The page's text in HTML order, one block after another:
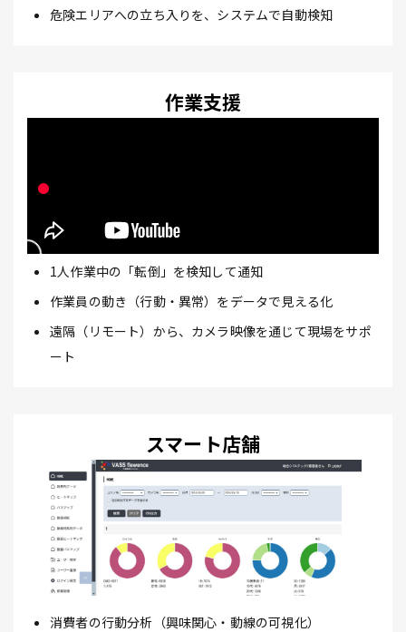
危険エリアへの立ち入りを、システムで自動検知
作業支援
1人作業中の「転倒」を検知して通知
作業員の動き（行動・異常）をデータで見える化
遠隔（リモート）から、カメラ映像を通じて現場をサポ
ート
スマート店舗
消費者の行動分析（興味関心・動線の可視化）